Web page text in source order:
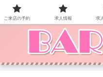
BAR CIEL！ご
ご来店の予約 求人情報 求